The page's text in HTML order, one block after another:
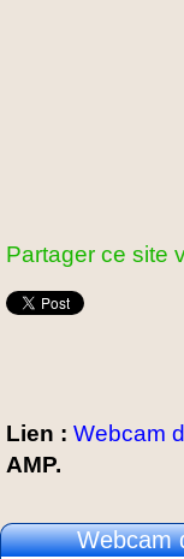
Partager ce site
Lien : Webcam
AMP.
Webcam